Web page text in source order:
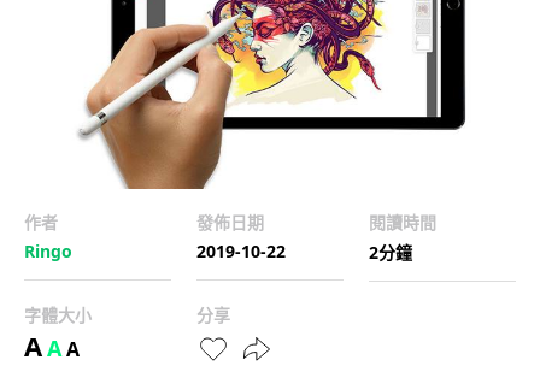
作者
Ringo
發佈日期
2019-10-22
閱讀時間
2分鐘
字體大小
AAA
分享